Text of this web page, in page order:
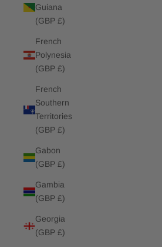
Guiana
(GBP £)
French
Polynesia
(GBP £)
French
Southern
Territories
(GBP £)
Gabon
(GBP £)
Gambia
(GBP £)
Georgia
(GBP £)